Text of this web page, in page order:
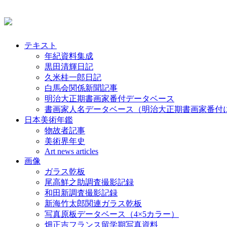
テキスト
年紀資料集成
黒田清輝日記
久米桂一郎日記
白馬会関係新聞記事
明治大正期書画家番付データベース
書画家人名データベース（明治大正期書画家番付
日本美術年鑑
物故者記事
美術界年史
Art news articles
画像
ガラス乾板
尾高鮮之助調査撮影記録
和田新調査撮影記録
新海竹太郎関連ガラス乾板
写真原板データベース（4×5カラー）
畑正吉フランス留学期写真資料